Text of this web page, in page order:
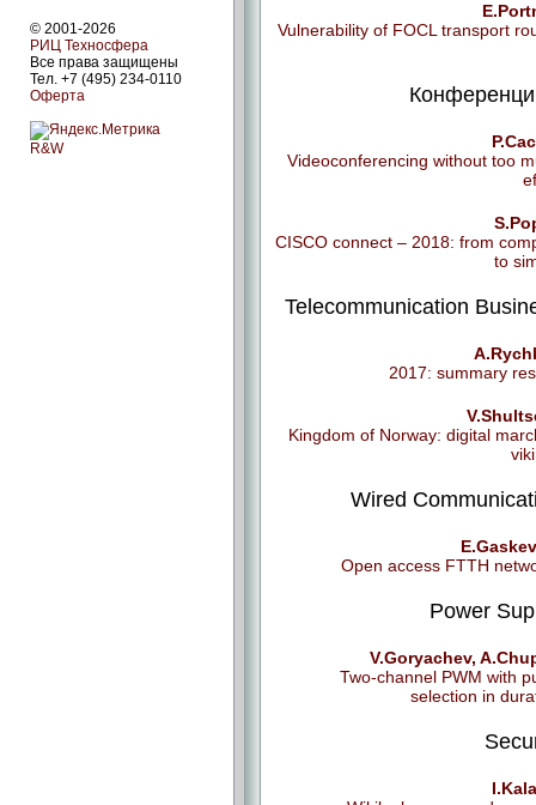
© 2001-2026
РИЦ Техносфера
Все права защищены
Тел. +7 (495) 234-0110
Оферта
R&W
Vulnerability of FOCL transport
Videoconferencing without too
CISCO connect – 2018: from
to
Telecommunication
2017: summary
Kingdom of Norway: digital
Wired
Open access FTTH
Power
V.Goryachev,
Two-channel PWM with
selection in